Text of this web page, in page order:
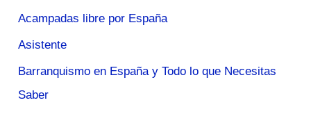
Acampadas libre por España
Asistente
Barranquismo en España y Todo lo que Necesitas
Saber